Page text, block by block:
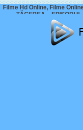
Filme Hd Online, Filme
TĂCEREA – EPISODUL